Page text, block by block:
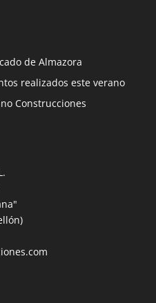
de Almazora
realizados este verano
Construcciones